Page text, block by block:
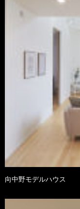
向中野モデルハウス